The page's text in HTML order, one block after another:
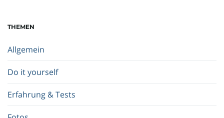
b
g
i
f
.
THEMEN
Allgemein
Do it yourself
Erfahrung & Tests